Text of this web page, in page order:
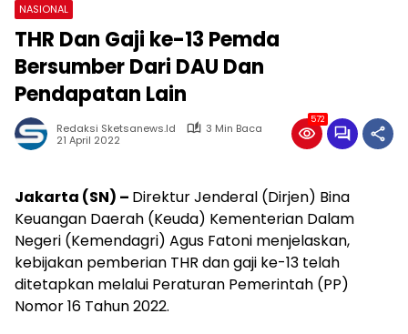
NASIONAL
THR Dan Gaji ke-13 Pemda
Bersumber Dari DAU Dan
Pendapatan Lain
Redaksi Sketsanews.id
3 Min Baca
21 April 2022
572
Jakarta (SN) – Direktur Jenderal (Dirjen) Bina
Keuangan Daerah (Keuda) Kementerian Dalam
Negeri (Kemendagri) Agus Fatoni menjelaskan,
kebijakan pemberian THR dan gaji ke-13 telah
ditetapkan melalui Peraturan Pemerintah (PP)
Nomor 16 Tahun 2022.